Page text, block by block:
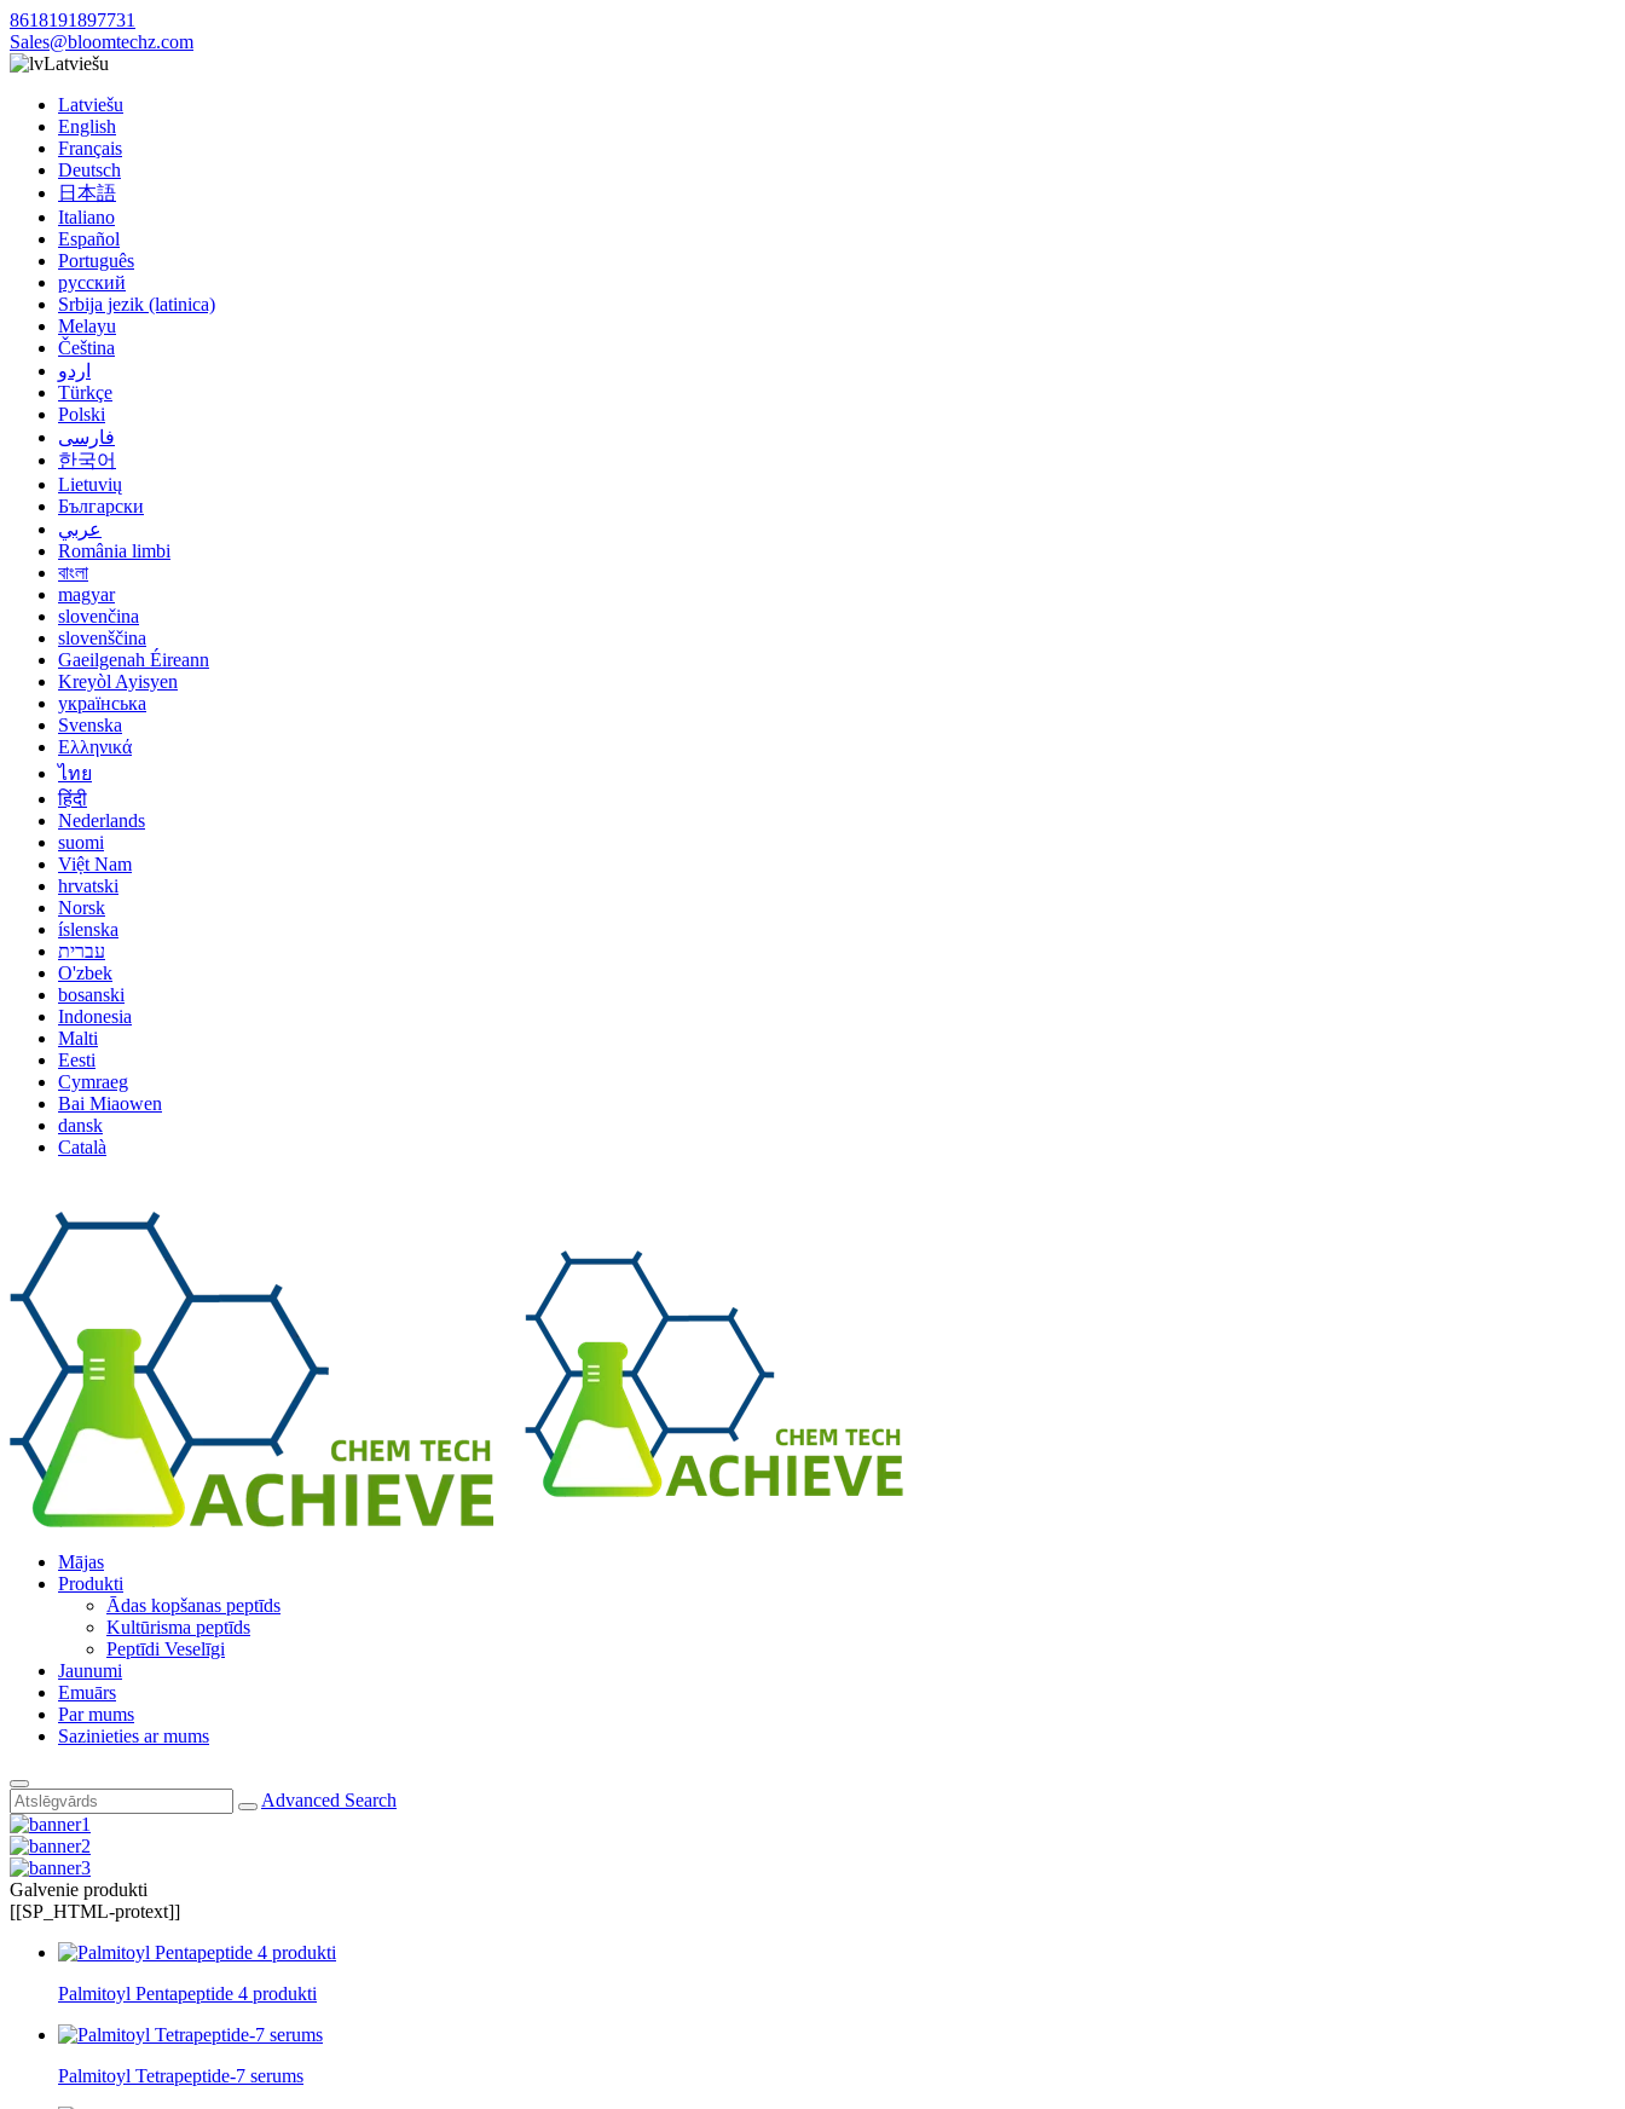
8618191897731
Sales@bloomtechz.com
Latviešu
Latviešu
English
Français
Deutsch
日本語
Italiano
Español
Português
русский
Srbija jezik (latinica)
Melayu
Čeština
اردو
Türkçe
Polski
فارسی
한국어
Lietuvių
Български
عربي
România limbi
বাংলা
magyar
slovenčina
slovenščina
Gaeilgenah Éireann
Kreyòl Ayisyen
українська
Svenska
Ελληνικά
ไทย
हिंदी
Nederlands
suomi
Việt Nam
hrvatski
Norsk
íslenska
עברית
O'zbek
bosanski
Indonesia
Malti
Eesti
Cymraeg
Bai Miaowen
dansk
Català
Mājas
Produkti
Ādas kopšanas peptīds
Kultūrisma peptīds
Peptīdi Veselīgi
Jaunumi
Emuārs
Par mums
Sazinieties ar mums
Advanced Search
Galvenie produkti
[[SP_HTML-protext]]
Palmitoyl Pentapeptide 4 produkti
Palmitoyl Tetrapeptide-7 serums